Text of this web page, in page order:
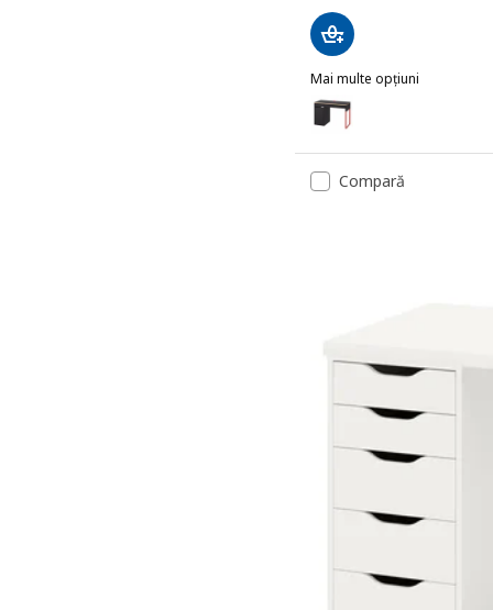
Mai multe opțiuni
MICKE
Opțiune: MICKE, Birou,
Opțiune: MICKE, Birou,
Compară